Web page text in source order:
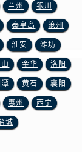
江西省赣州市章贡区文清路宝玑售后服务中心（需提前预约）
江西省吉安市吉州区井冈山大道宝玑售后服务中心（需提前预约）
江西省景德镇市珠山区珠山中路宝玑售后服务中心（需提前预约）
江西省九江市浔阳区浔阳路宝玑售后服务中心（需提前预约）
江西省南昌市红谷滩新区红谷中大道998号绿地双子塔（中央广场）A1座办公楼14层1407室宝玑售后服务中心（需提前预约）
江西省萍乡市安源区萍安北大道与康庄路交叉口宝玑售后服务中心（需提前预约）
兰州 银川
秦皇岛 沧州
淮安 潍坊
金华 洛阳
黄石 襄阳
惠州 西宁
城